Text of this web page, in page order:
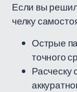
Если вы
челку
Острые
точного
Расческу